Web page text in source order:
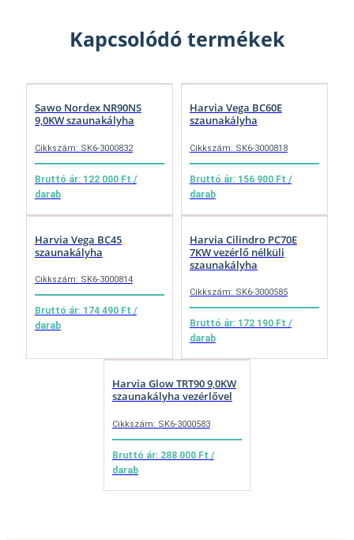
Kapcsolódó termékek
Sawo Nordex NR90NS
9,0KW szaunakályha
Cikkszám: SK6-3000832
Bruttó ár: 122 000 Ft /
darab
Harvia Vega BC60E
szaunakályha
Cikkszám: SK6-3000818
Bruttó ár: 156 900 Ft /
darab
Harvia Vega BC45
szaunakályha
Cikkszám: SK6-3000814
Bruttó ár: 174 490 Ft /
darab
Harvia Cilindro PC70E
7KW vezérlő nélküli
szaunakályha
Cikkszám: SK6-3000585
Bruttó ár: 172 190 Ft /
darab
Harvia Glow TRT90 9,0KW
szaunakályha vezérlővel
Cikkszám: SK6-3000583
Bruttó ár: 288 000 Ft /
darab